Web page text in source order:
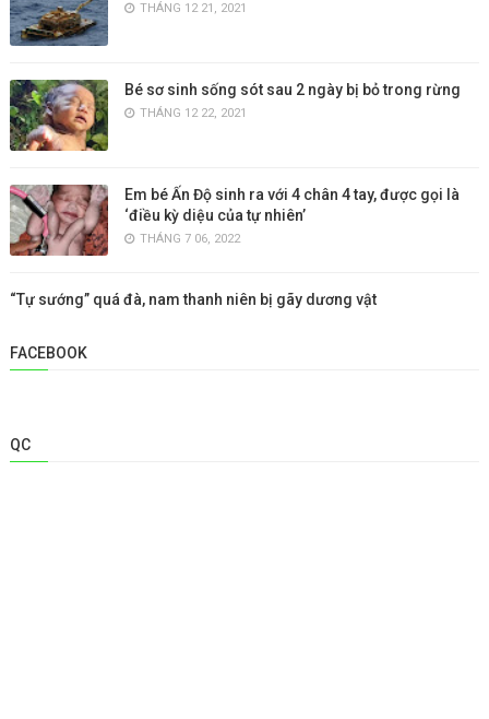
THÁNG 12 21, 2021
Bé sơ sinh sống sót sau 2 ngày bị bỏ trong rừng
THÁNG 12 22, 2021
Em bé Ấn Độ sinh ra với 4 chân 4 tay, được gọi là
‘điều kỳ diệu của tự nhiên’
THÁNG 7 06, 2022
“Tự sướng” quá đà, nam thanh niên bị gãy dương vật
FACEBOOK
QC